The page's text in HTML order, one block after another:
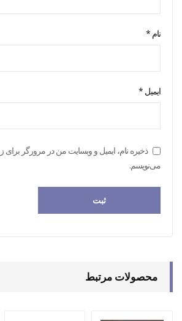
نام *
ایمیل *
ذخیره نام، ایمیل و وبسایت من در مرورگر برای
می‌نویسم.
محصولات مرتبط